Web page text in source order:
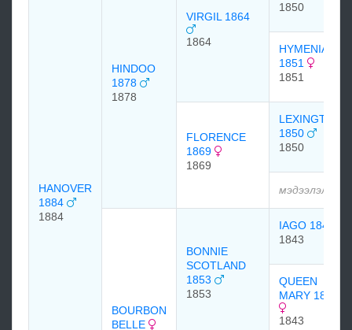
HANOVER
1884
1884
HINDOO
1878
1878
VIRGIL 1864
1864
1850
HYMENIA
1851
1851
FLORENCE
1869
1869
LEXINGTON
1850
1850
мэдээлэлгүй
BOURBON
BELLE
BONNIE
SCOTLAND
1853
1853
IAGO 1843
1843
QUEEN
MARY 1843
1843